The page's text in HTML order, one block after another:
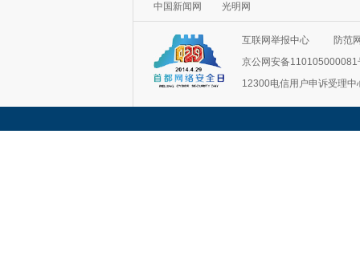
中国新闻网
光明网
互联网举报中心
防范
京公网安备110105000081
12300电信用户申诉受理中